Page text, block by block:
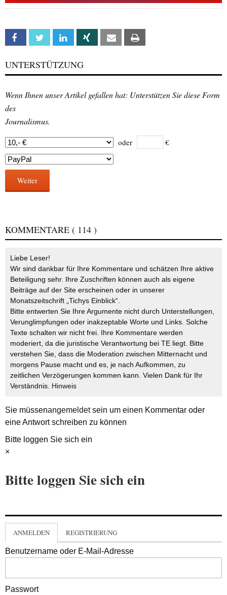
Facebook Twitter Linkedin Xing Email
UNTERSTÜTZUNG
Wenn Ihnen unser Artikel gefallen hat: Unterstützen Sie diese Form
des
Journalismus.
oder €
Weiter
KOMMENTARE ( 114 )
Liebe Leser!
Wir sind dankbar für Ihre Kommentare und schätzen Ihre aktive
Beteiligung sehr. Ihre Zuschriften können auch als eigene
Beiträge auf der Site erscheinen oder in unserer
Monatszeitschrift „Tichys Einblick“.
Bitte entwerten Sie Ihre Argumente nicht durch Unterstellungen,
Verunglimpfungen oder inakzeptable Worte und Links. Solche
Texte schalten wir nicht frei. Ihre Kommentare werden
moderiert, da die juristische Verantwortung bei TE liegt. Bitte
verstehen Sie, dass die Moderation zwischen Mitternacht und
morgens Pause macht und es, je nach Aufkommen, zu
zeitlichen Verzögerungen kommen kann. Vielen Dank für Ihr
Verständnis. Hinweis
Sie müssenangemeldetsein um einen Kommentar oder
eine Antwort schreiben zu können
Bitte loggen Sie sich ein
×
Bitte loggen Sie sich ein
ANMELDEN REGISTRIERUNG
Benutzername oder E-Mail-Adresse
Passwort